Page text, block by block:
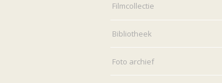
Filmcollectie
Bibliotheek
Foto archief